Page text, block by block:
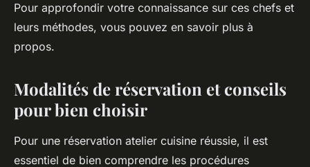
Pour approfondir votre connaissance sur ces chefs et
leurs méthodes, vous pouvez en savoir plus à
propos.
Modalités de réservation et conseils
pour bien choisir
Pour une réservation atelier cuisine réussie, il est
essentiel de bien comprendre les procédures